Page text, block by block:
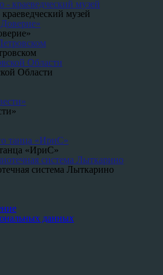
музей
Области
«ИриС»
система Лыткарино
данных